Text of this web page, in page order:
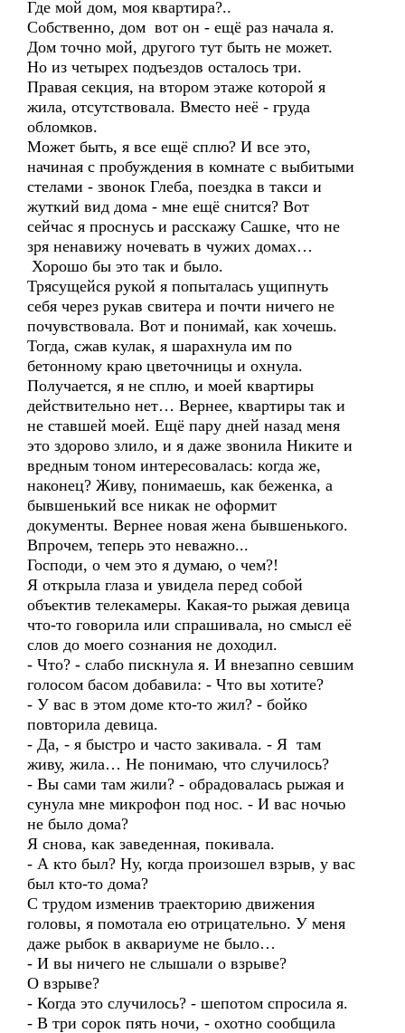
Где мой дом, моя квартира?..
Собственно, дом вот он - ещё раз начала я.
Дом точно мой, другого тут быть не может.
Но из четырех подъездов осталось три.
Правая секция, на втором этаже которой я
жила, отсутствовала. Вместо неё - груда
обломков.
Может быть, я все ещё сплю? И все это,
начиная с пробуждения в комнате с выбитыми
стелами - звонок Глеба, поездка в такси и
жуткий вид дома - мне ещё снится? Вот
сейчас я проснусь и расскажу Сашке, что не
зря ненавижу ночевать в чужих домах…
Хорошо бы это так и было.
Трясущейся рукой я попыталась ущипнуть
себя через рукав свитера и почти ничего не
почувствовала. Вот и понимай, как хочешь.
Тогда, сжав кулак, я шарахнула им по
бетонному краю цветочницы и охнула.
Получается, я не сплю, и моей квартиры
действительно нет… Вернее, квартиры так и
не ставшей моей. Ещё пару дней назад меня
это здорово злило, и я даже звонила Никите и
вредным тоном интересовалась: когда же,
наконец? Живу, понимаешь, как беженка, а
бывшенький все никак не оформит
документы. Вернее новая жена бывшенького.
Впрочем, теперь это неважно...
Господи, о чем это я думаю, о чем?!
Я открыла глаза и увидела перед собой
объектив телекамеры. Какая-то рыжая девица
что-то говорила или спрашивала, но смысл её
слов до моего сознания не доходил.
- Что? - слабо пискнула я. И внезапно севшим
голосом басом добавила: - Что вы хотите?
- У вас в этом доме кто-то жил? - бойко
повторила девица.
- Да, - я быстро и часто закивала. - Я там
живу, жила… Не понимаю, что случилось?
- Вы сами там жили? - обрадовалась рыжая и
сунула мне микрофон под нос. - И вас ночью
не было дома?
Я снова, как заведенная, покивала.
- А кто был? Ну, когда произошел взрыв, у вас
был кто-то дома?
С трудом изменив траекторию движения
головы, я помотала ею отрицательно. У меня
даже рыбок в аквариуме не было…
- И вы ничего не слышали о взрыве?
О взрыве?
- Когда это случилось? - шепотом спросила я.
- В три сорок пять ночи, - охотно сообщила